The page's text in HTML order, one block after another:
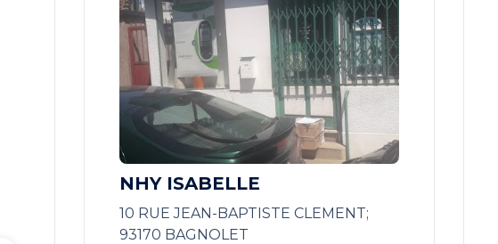
NHY ISABELLE
10 RUE JEAN-BAPTISTE CLEMENT;
93170 BAGNOLET